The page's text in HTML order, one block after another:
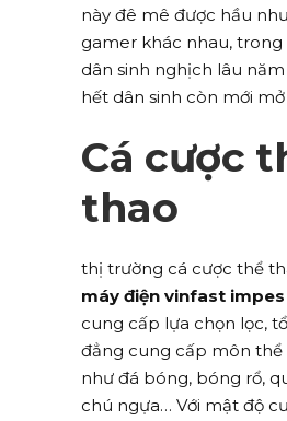
này đê mê được hầu
gamer khác nhau, trong
dân sinh nghịch lâu
hết dân sinh còn mới
Cá cược
thao
thị trường cá cược thể
máy điện vinfast impes
cung cấp lựa chọn lọc,
đẳng cung cấp môn thể
như đá bóng, bóng rổ,
chú ngựa… Với mật độ